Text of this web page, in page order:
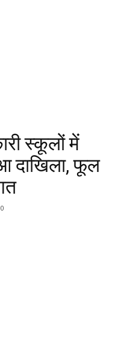
स्कूलों में
दाखिला, फूल
0